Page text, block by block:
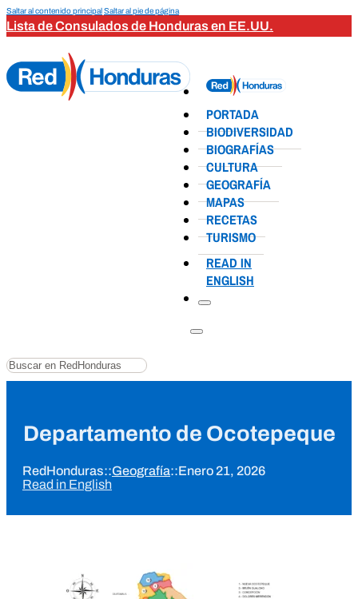
Saltar al contenido principalSaltar al pie de página
Lista de Consulados de Honduras en EE.UU.
PORTADA
BIODIVERSIDAD
BIOGRAFÍAS
CULTURA
GEOGRAFÍA
MAPAS
RECETAS
TURISMO
READ IN
ENGLISH
Buscar
Departamento de Ocotepeque
RedHonduras::Geografía::Enero 21, 2026
Read in English